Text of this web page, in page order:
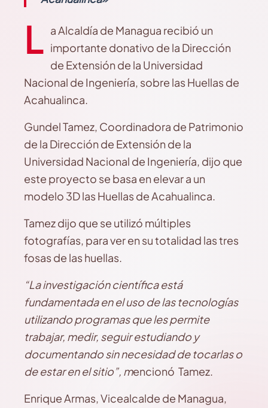
L a Alcaldía de Managua recibió un
importante donativo de la Dirección
de Extensión de la Universidad
Nacional de Ingeniería, sobre las Huellas de
Acahualinca.
Gundel Tamez, Coordinadora de Patrimonio
de la Dirección de Extensión de la
Universidad Nacional de Ingeniería, dijo que
este proyecto se basa en elevar a un
modelo 3D las Huellas de Acahualinca.
Tamez dijo que se utilizó múltiples
fotografías, para ver en su totalidad las tres
fosas de las huellas.
“La investigación científica está
fundamentada en el uso de las tecnologías
utilizando programas que les permite
trabajar, medir, seguir estudiando y
documentando sin necesidad de tocarlas o
de estar en el sitio”, mencionó Tamez.
Enrique Armas, Vicealcalde de Managua,